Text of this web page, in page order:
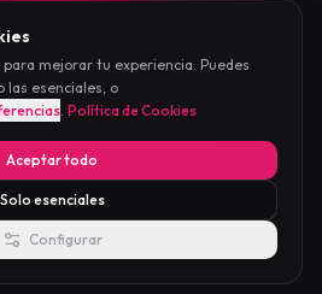
mejorar tu experiencia. Puedes
las esenciales, o
. Política de Cookies
Aceptar todo
Solo esenciales
Configurar